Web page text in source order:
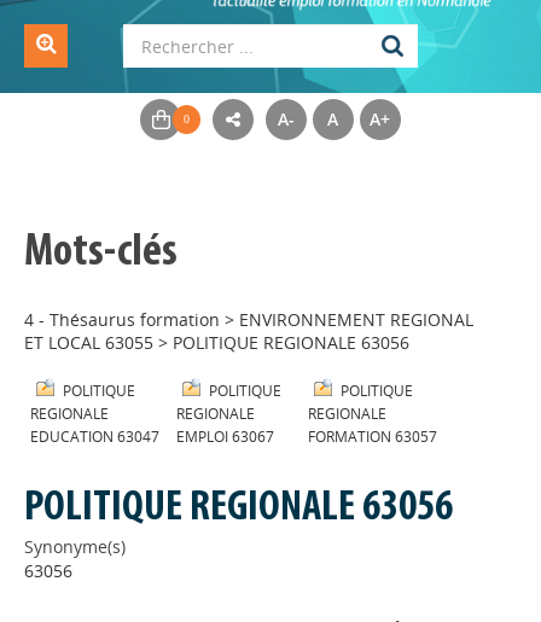
A- A A+
Mots-clés
4 - Thésaurus formation > ENVIRONNEMENT REGIONAL
ET LOCAL 63055 > POLITIQUE REGIONALE 63056
POLITIQUE
REGIONALE
EDUCATION 63047
POLITIQUE
REGIONALE
EMPLOI 63067
POLITIQUE
REGIONALE
FORMATION 63057
POLITIQUE REGIONALE 63056
Synonyme(s)
63056